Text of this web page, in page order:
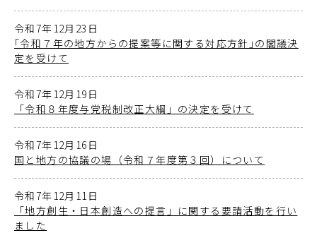
令和7年12月23日
｢令和７年の地方からの提案等に関する対応方針｣の閣議決
定を受けて
令和7年12月19日
「令和８年度与党税制改正大綱」の決定を受けて
令和7年12月16日
国と地方の協議の場（令和７年度第３回）について
令和7年12月11日
「地方創生・日本創造への提言」に関する要請活動を行い
ました